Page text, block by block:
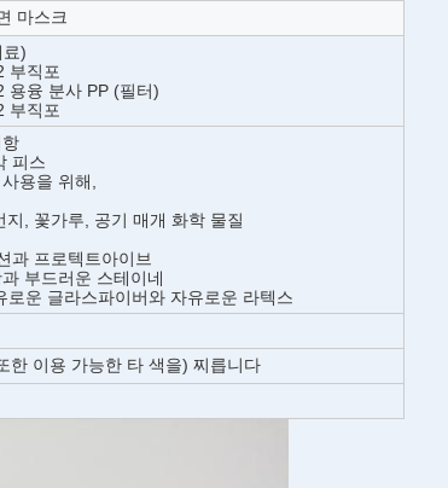
마스크
)
부직포
용융 분사 PP (필터)
부직포
피스
용을 위해,
지, 꽃가루, 공기 매개 화학 물질
과 프로텍트아이브
부드러운 스테이네
로운 글라스파이버와 자유로운 라텍스
한 이용 가능한 타 색을) 찌릅니다